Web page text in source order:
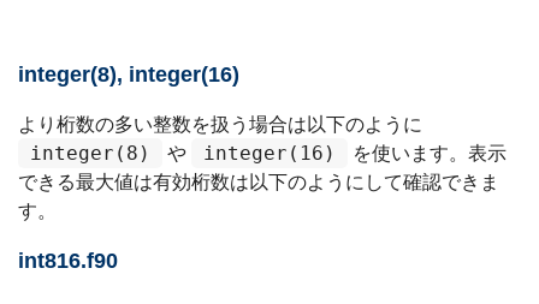
integer(8), integer(16)
より桁数の多い整数を扱う場合は以下のように
integer(8) や integer(16)
を使います。表示
できる最大値は有効桁数は以下のようにして確認できま
す。
int816.f90